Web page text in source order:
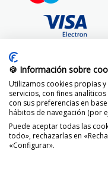
🍪 Información sobre
Utilizamos cookies propias
servicios, con fines
con sus preferencias en
hábitos de navegación (por
Puede aceptar todas las
todo», rechazarlas en
«Configurar».